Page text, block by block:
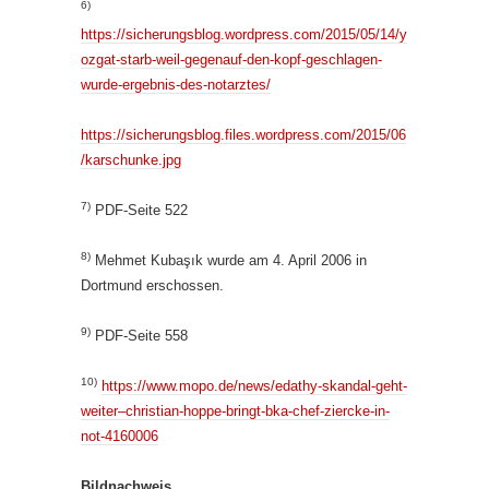
6)
https://sicherungsblog.wordpress.com/2015/05/14/y
ozgat-starb-weil-gegenauf-den-kopf-geschlagen-
wurde-ergebnis-des-notarztes/
https://sicherungsblog.files.wordpress.com/2015/06
/karschunke.jpg
7) PDF-Seite 522
8) Mehmet Kubaşık wurde am 4. April 2006 in
Dortmund erschossen.
9) PDF-Seite 558
10) https://www.mopo.de/news/edathy-skandal-geht-
weiter–christian-hoppe-bringt-bka-chef-ziercke-in-
not-4160006